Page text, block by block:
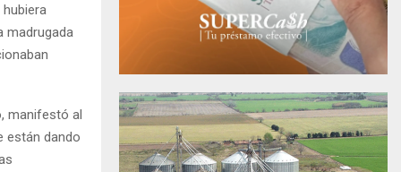
madrugada
manifestó al
están dando